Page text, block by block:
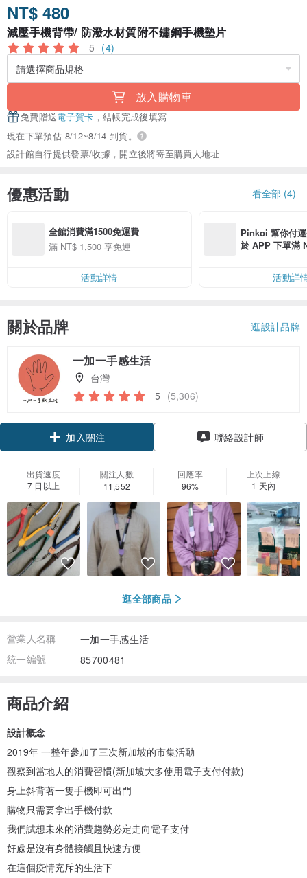
NT$ 480
減壓手機背帶/ 防潑水材質附不鏽鋼手機墊片
5 (4)
放入購物車
免費贈送電子賀卡 ，結帳完成後填寫
現在下單預估 8/12~8/14 到貨。
設計館自行提供發票/收據，開立後將寄至購買人地址
優惠活動 看全部 (4)
全館消費滿1500免運費
滿 NT$ 1,500 享免運
活動詳情
Pinkoi 幫你付
於 APP 下單滿
活動詳
關於品牌 逛設計品牌
一加一手感生活
台灣
5 (5,306)
加入關注 聯絡設計師
出貨速度
7 日以上
關注人數
11,552
回應率
96%
上次上線
1 天內
逛全部商品
營業人名稱
一加一手感生活
統一編號
85700481
商品介紹
設計概念
2019年 一整年參加了三次新加坡的市集活動
觀察到當地人的消費習慣(新加坡大多使用電子支付付款)
身上斜背著一隻手機即可出門
購物只需要拿出手機付款
我們試想未來的消費趨勢必定走向電子支付
好處是沒有身體接觸且快速方便
在這個疫情充斥的生活下